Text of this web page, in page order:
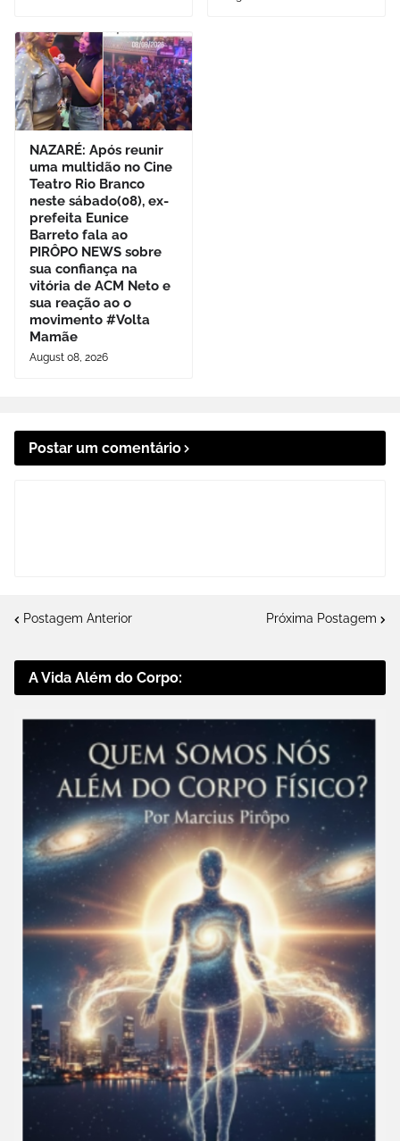
NAZARÉ: Após reunir
uma multidão no Cine
Teatro Rio Branco
neste sábado(08), ex-
prefeita Eunice
Barreto fala ao
PIRÔPO NEWS sobre
sua confiança na
vitória de ACM Neto e
sua reação ao o
movimento #Volta
Mamãe
August 08, 2026
Postar um comentário
Postagem Anterior Próxima Postagem
A Vida Além do Corpo: